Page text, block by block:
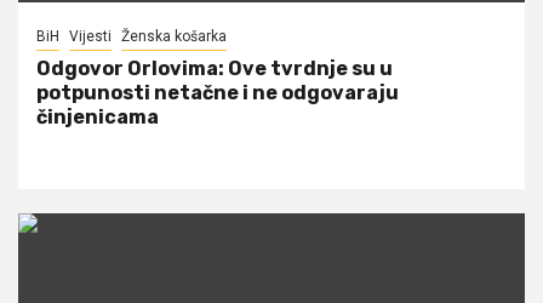
BiH Vijesti Ženska košarka
Odgovor Orlovima: ​Ove tvrdnje su u
potpunosti netačne i ne odgovaraju
činjenicama